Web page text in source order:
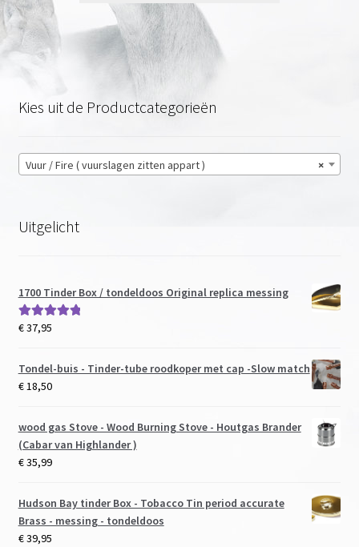
Kies uit de Productcategorieën
×
Vuur / Fire ( vuurslagen zitten appart )
Uitgelicht
1700 Tinder Box / tondeldoos Original replica messing
Gewaardeerd
€37,95
Tondel-buis - Tinder-tube roodkoper met cap -Slow match
€18,50
wood gas Stove - Wood Burning Stove - Houtgas Brander
(Cabar van Highlander )
€35,99
Hudson Bay tinder Box - Tobacco Tin period accurate
Brass - messing - tondeldoos
€39,95